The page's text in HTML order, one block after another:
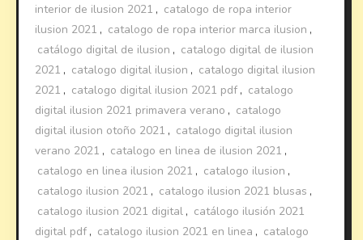
interior de ilusion 2021 , catalogo de ropa interior
ilusion 2021 , catalogo de ropa interior marca ilusion ,
catálogo digital de ilusion , catalogo digital de ilusion
2021 , catalogo digital ilusion , catalogo digital ilusion
2021 , catalogo digital ilusion 2021 pdf , catalogo
digital ilusion 2021 primavera verano , catalogo
digital ilusion otoño 2021 , catalogo digital ilusion
verano 2021 , catalogo en linea de ilusion 2021 ,
catalogo en linea ilusion 2021 , catalogo ilusion ,
catalogo ilusion 2021 , catalogo ilusion 2021 blusas ,
catalogo ilusion 2021 digital , catálogo ilusión 2021
digital pdf , catalogo ilusion 2021 en linea , catalogo